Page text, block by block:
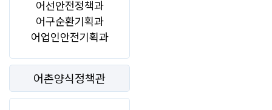
어선안전정책과
어구순환기획과
어업인안전기획과
어촌양식정책관